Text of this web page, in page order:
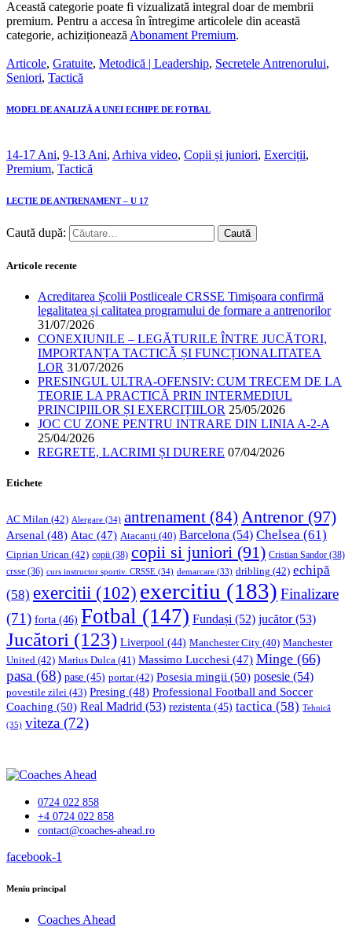
Această categorie poate fi vizualizată integral doar de membrii
premium. Pentru a accesa în întregime articolele din această
categorie, achiziționeazăAbonament Premium.
Articole, Gratuite, Metodică | Leadership, Secretele Antrenorului,
Seniori, Tactică
MODEL DE ANALIZĂ A UNEI ECHIPE DE FOTBAL
14-17 Ani, 9-13 Ani, Arhiva video, Copii și juniori, Exerciții,
Premium, Tactică
LECȚIE DE ANTRENAMENT – U 17
Caută după:
Articole recente
Acreditarea Școlii Postliceale CRSSE Timișoara confirmă
legalitatea și calitatea programului de formare a antrenorilor
31/07/2026
CONEXIUNILE – LEGĂTURILE ÎNTRE JUCĂTORI,
IMPORTANȚA TACTICĂ ȘI FUNCȚIONALITATEA
LOR 31/07/2026
PRESINGUL ULTRA-OFENSIV: CUM TRECEM DE LA
TEORIE LA PRACTICĂ PRIN INTERMEDIUL
PRINCIPIILOR ȘI EXERCIȚIILOR 25/05/2026
JOC CU ZONE PENTRU INTRARE DIN LINIA A-2-A
25/04/2026
REGRETE, LACRIMI ȘI DURERE 07/04/2026
Etichete
AC Milan (42) Alergare (34) antrenament (84) Antrenor(97)
Arsenal (48) Atac (47) Atacanți (40) Barcelona (54) Chelsea (61)
Ciprian Urican (42) copii (38) copii si juniori (91) Cristian Sandor (38)
crsse (36) curs instructor sportiv. CRSSE (34) demarcare (33) dribling (42) echipă
(58) exercitii (102) exercitiu (183) Finalizare
(71) forta (46) Fotbal (147) Fundași (52) jucător(53)
Jucători (123) Liverpool (44) Manchester City (40) Manchester
United (42) Marius Dulca (41) Massimo Lucchesi (47) Minge (66)
pasa (68) pase (45) portar(42) Posesia mingii (50) posesie (54)
povestile zilei (43) Presing (48) Professional Football and Soccer
Coaching (50) Real Madrid (53) rezistenta (45) tactica (58) Tehnică
(35) viteza (72)
0724 022 858
+4 0724 022 858
contact@coaches-ahead.ro
facebook-1
Meniu principal
Coaches Ahead